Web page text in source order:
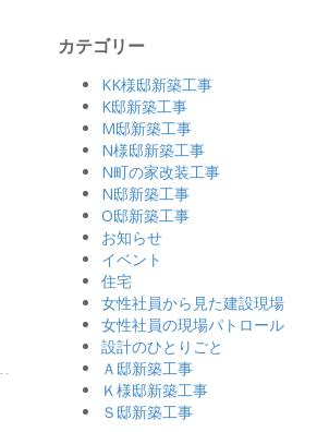
カテゴリー
KK様邸新築工事
K邸新築工事
M邸新築工事
N様邸新築工事
N町の家改装工事
N邸新築工事
O邸新築工事
お知らせ
イベント
住宅
女性社員から見た建設現場
女性社員の現場パトロール
設計のひとりごと
Ａ邸新築工事
Ｋ様邸新築工事
Ｓ邸新築工事